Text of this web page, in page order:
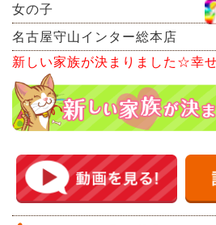
女の子
名古屋守山インター総本店
新しい家族が決まりました☆幸